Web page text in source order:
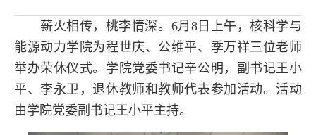
薪火相传，桃李情深。6月8日上午，核科学与
能源动力学院为程世庆、公维平、季万祥三位老师
举办荣休仪式。学院党委书记辛公明，副书记王小
平、李永卫，退休教师和教师代表参加活动。活动
由学院党委副书记王小平主持。